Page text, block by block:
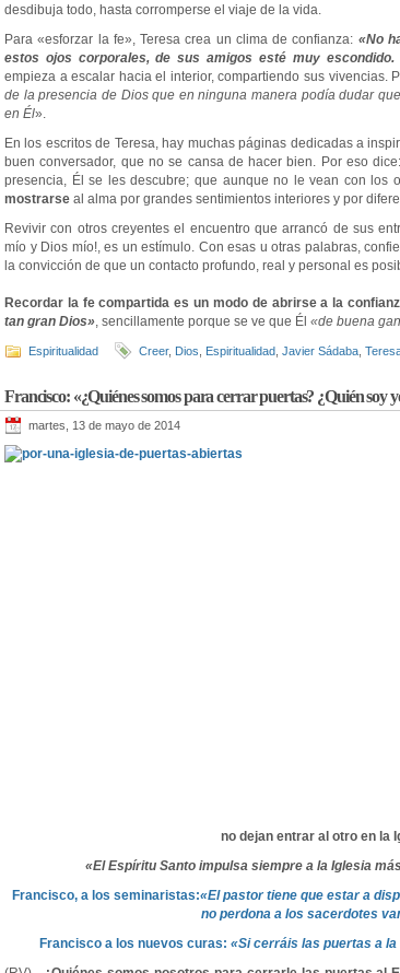
desdibuja todo, hasta corromperse el viaje de la vida.
Para «esforzar la fe», Teresa crea un clima de confianza: «No
estos ojos corporales, de sus amigos esté muy
empieza a escalar hacia el interior, compartiendo sus vivencias.
de la presencia de Dios que en ninguna manera podía dudar
en Él».
En los escritos de Teresa, hay muchas páginas dedicadas a
buen conversador, que no se cansa de hacer bien. Por eso
presencia, Él se les descubre; que aunque no le vean con los
mostrarse al alma por grandes sentimientos interiores y por
Revivir con otros creyentes el encuentro que arrancó de sus
mío y Dios mío!, es un estímulo. Con esas u otras palabras,
la convicción de que un contacto profundo, real y personal es
Recordar la fe compartida es un modo de abrirse a la
tan gran Dios», sencillamente porque se ve que Él «de buena
Espiritualidad Creer, Dios Espiritualidad Javier Sádaba
Francisco: «¿Quiénes somos para cerrar puertas? ¿Quién soy
martes, 13 de mayo de 2014
no dejan entrar al otro en la
«El Espíritu Santo impulsa siempre a la Iglesia
Francisco, a los seminaristas:«El pastor tiene que estar a
no perdona a los sacerdotes
Francisco a los nuevos curas: «Si cerráis las puertas a